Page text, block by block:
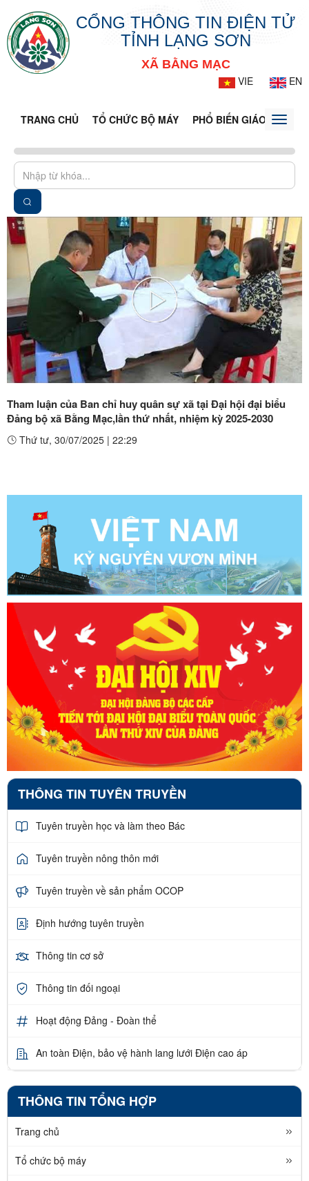
CỔNG THÔNG TIN ĐIỆN TỬ
TỈNH LẠNG SƠN
XÃ BẰNG MẠC
VIE
EN
TRANG CHỦ TỔ CHỨC BỘ MÁY PHỔ BIẾN GIÁO DỤCToggle
Play
Video
Tham luận của Ban chỉ huy quân sự xã tại Đại hội đại biểu
Đảng bộ xã Bằng Mạc,lần thứ nhất, nhiệm kỳ 2025-2030
Thứ tư, 30/07/2025 | 22:29
THÔNG TIN TUYÊN TRUYỀN
Tuyên truyền học và làm theo Bác
Tuyên truyền nông thôn mới
Tuyên truyền về sản phẩm OCOP
Định hướng tuyên truyền
Thông tin cơ sở
Thông tin đối ngoại
Hoạt động Đảng - Đoàn thể
An toàn Điện, bảo vệ hành lang lưới Điện cao áp
THÔNG TIN TỔNG HỢP
Trang chủ
Tổ chức bộ máy